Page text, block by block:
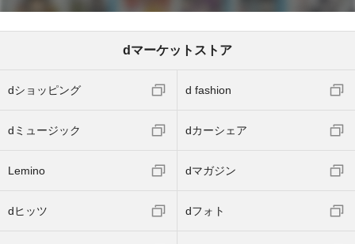
dマーケットストア
dショッピング d fashion
dミュージック dカーシェア
Lemino dマガジン
dヒッツ dフォト